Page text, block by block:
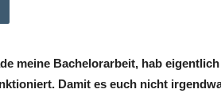
meine Bachelorarbeit, hab
Damit es euch nicht